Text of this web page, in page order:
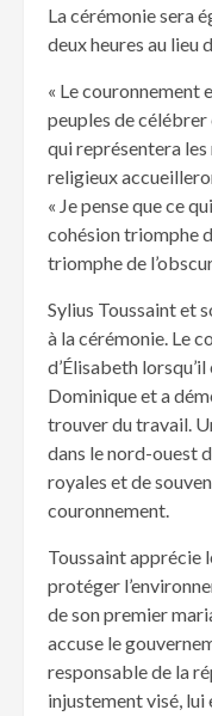
La cérémonie sera
deux heures au lieu
« Le couronnement
peuples de célébrer
qui représentera les
religieux
« Je pense que ce
cohésion triomphe
triomphe de
Sylius Toussaint et
à la cérémonie. Le
d’Élisabeth
Dominique et a
trouver du travail.
dans le nord-ouest
royales et de
couronnement.
Toussaint apprécie
protéger
de son premier
accuse le
responsable de la
injustement visé, lui